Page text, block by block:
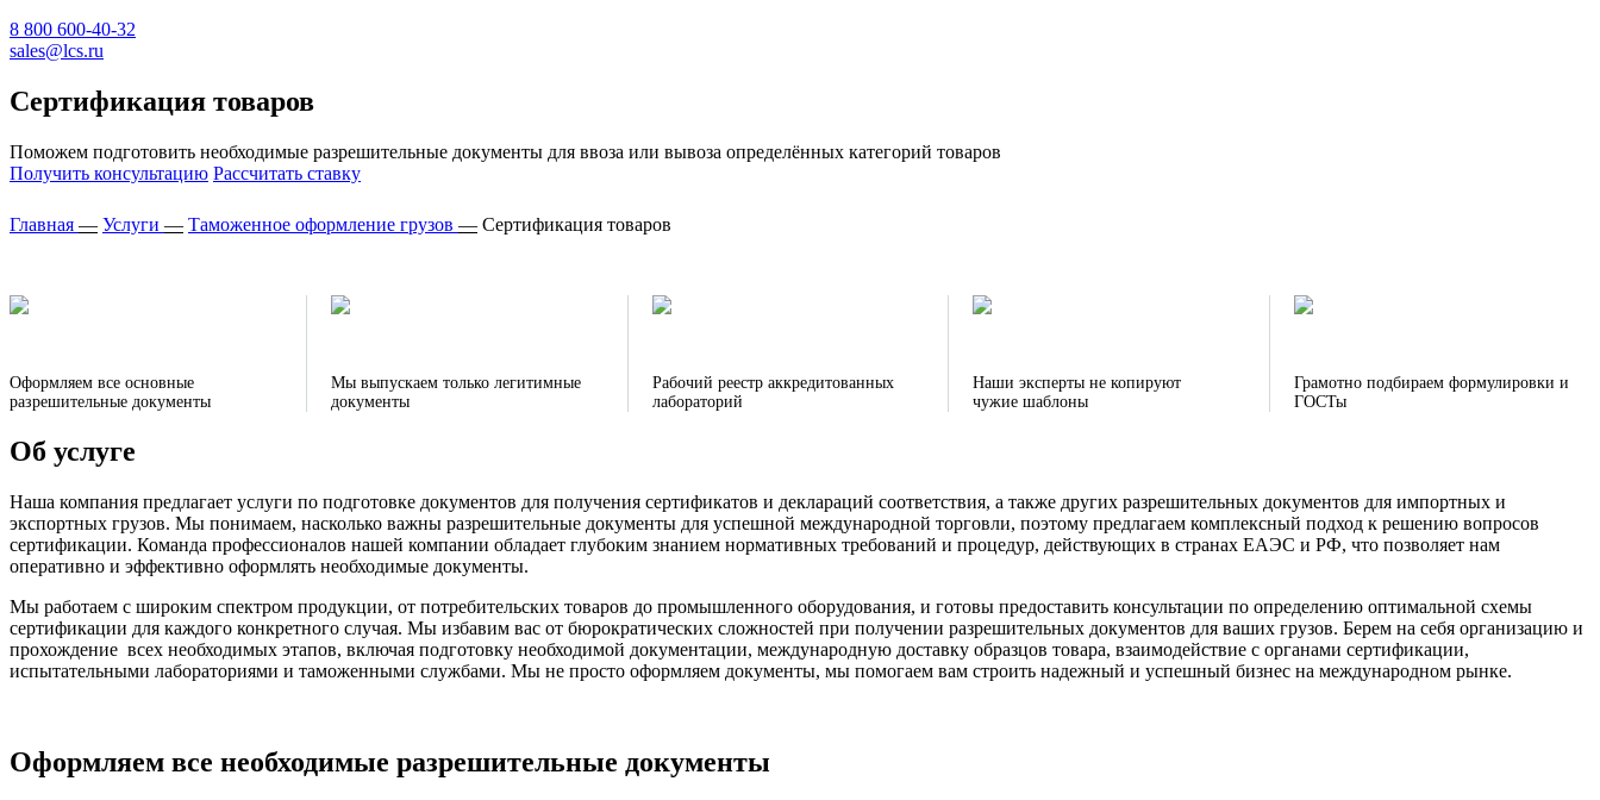
8 800 600-40-32
sales@lcs.ru
Сертификация товаров
Поможем подготовить необходимые разрешительные документы для ввоза или вывоза определённых категорий товаров
Получить консультацию Рассчитать ставку
Главная — Услуги — Таможенное оформление грузов — Сертификация товаров
Оформляем все основные
разрешительные документы
Мы выпускаем только легитимные
документы
Рабочий реестр аккредитованных
лабораторий
Наши эксперты не копируют
чужие шаблоны
Грамотно подбираем формулировки и
ГОСТы
Об услуге
Наша компания предлагает услуги по подготовке документов для получения сертификатов и деклараций соответствия, а также других разрешительных документов для импортных и
экспортных грузов. Мы понимаем, насколько важны разрешительные документы для успешной международной торговли, поэтому предлагаем комплексный подход к решению вопросов
сертификации. Команда профессионалов нашей компании обладает глубоким знанием нормативных требований и процедур, действующих в странах ЕАЭС и РФ, что позволяет нам
оперативно и эффективно оформлять необходимые документы.
Мы работаем с широким спектром продукции, от потребительских товаров до промышленного оборудования, и готовы предоставить консультации по определению оптимальной схемы
сертификации для каждого конкретного случая. Мы избавим вас от бюрократических сложностей при получении разрешительных документов для ваших грузов. Берем на себя организацию и
прохождение всех необходимых этапов, включая подготовку необходимой документации, международную доставку образцов товара, взаимодействие с органами сертификации,
испытательными лабораториями и таможенными службами. Мы не просто оформляем документы, мы помогаем вам строить надежный и успешный бизнес на международном рынке.
Оформляем все необходимые разрешительные документы